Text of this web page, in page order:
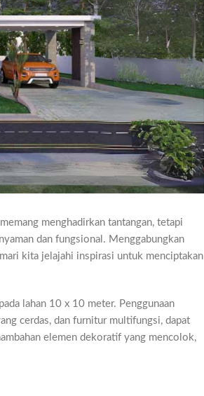
menghadirkan tantangan, tetapi
dan fungsional. Menggabungkan
mari kita jelajahi inspirasi untuk menciptakan
lahan 10 x 10 meter. Penggunaan
cerdas, dan furnitur multifungsi, dapat
elemen dekoratif yang mencolok,